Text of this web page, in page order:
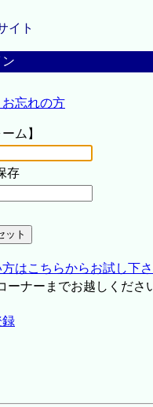
イト
忘れの方
ム】
存
はこちらからお試し下
ナーまでお越しくださ
録